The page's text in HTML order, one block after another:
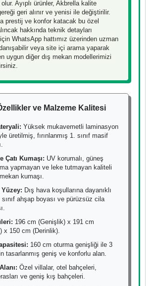
Ayıplı ürünler, Akbrella kalite
geri alınır ve yenisi ile değiştirilir.
prestij ve konfor katacak bu özel
hakkında teknik detayları
WhatsApp hattımız üzerinden uzman
veya site içi arama yaparak
uygun diğer dış mekan modellerimizi
ve Malzeme Kalitesi
Yüksek mukavemetli laminasyon
üretilmiş, fırınlanmış 1. sınıf masif
Çatı Kumaşı: UV korumalı, güneş
yapmayan ve leke tutmayan kaliteli
kumaşı.
Dış hava koşullarına dayanıklı
ahşap boyası ve pürüzsüz cila
196 cm (Genişlik) x 191 cm
x 150 cm (Derinlik).
160 cm oturma genişliği ile 3
tasarlanmış geniş ve konforlu alan.
Özel villalar, otel bahçeleri,
ve geniş kış bahçeleri.